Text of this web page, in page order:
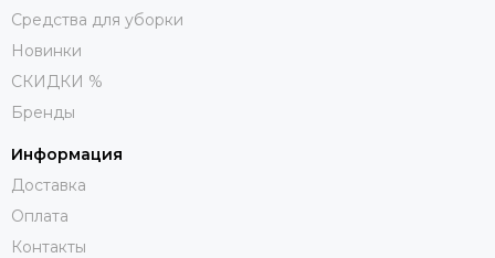
Средства для уборки
Новинки
СКИДКИ %
Бренды
Информация
Доставка
Оплата
Контакты